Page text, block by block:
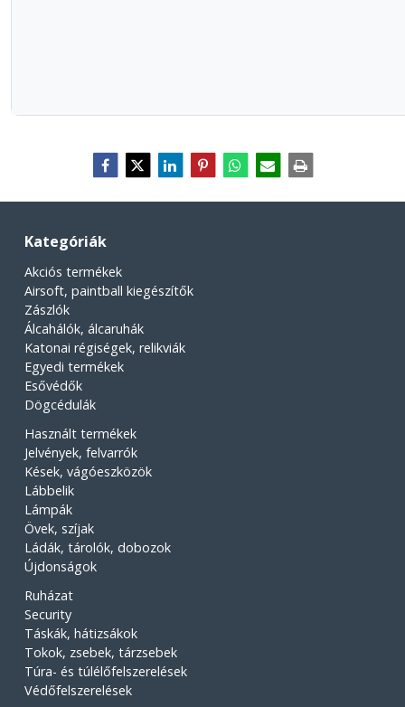
Kategóriák
Akciós termékek
Airsoft, paintball kiegészítők
Zászlók
Álcahálók, álcaruhák
Katonai régiségek, relikviák
Egyedi termékek
Esővédők
Dögcédulák
Használt termékek
Jelvények, felvarrók
Kések, vágóeszközök
Lábbelik
Lámpák
Övek, szíjak
Ládák, tárolók, dobozok
Újdonságok
Ruházat
Security
Táskák, hátizsákok
Tokok, zsebek, tárzsebek
Túra- és túlélőfelszerelések
Védőfelszerelések